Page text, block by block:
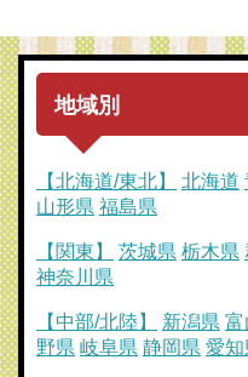
地域別
【北海道/東北】 北海道
山形県 福島県
【関東】 茨城県 栃木県
神奈川県
【中部/北陸】 新潟県 富
野県 岐阜県 静岡県 愛知